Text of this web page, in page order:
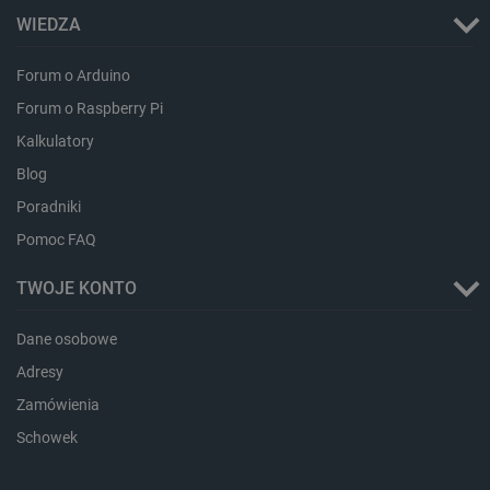
WIEDZA
Forum o Arduino
Forum o Raspberry Pi
Kalkulatory
Blog
Poradniki
Pomoc FAQ
TWOJE KONTO
Dane osobowe
Adresy
Zamówienia
Schowek